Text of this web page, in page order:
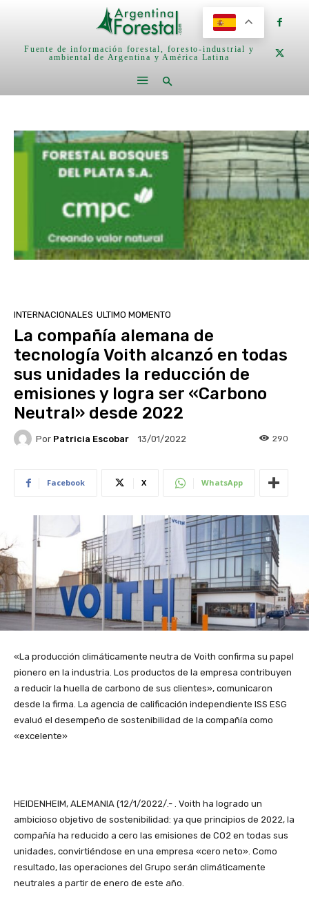
Fuente de información forestal, foresto-industrial y
ambiental de Argentina y América Latina
INTERNACIONALES ULTIMO MOMENTO
La compañía alemana de
tecnología Voith alcanzó en todas
sus unidades la reducción de
emisiones y logra ser «Carbono
Neutral» desde 2022
Por Patricia Escobar 13/01/2022 290
Facebook X WhatsApp
«La producción climáticamente neutra de Voith confirma su papel
pionero en la industria. Los productos de la empresa contribuyen
a reducir la huella de carbono de sus clientes», comunicaron
desde la firma. La agencia de calificación independiente ISS ESG
evaluó el desempeño de sostenibilidad de la compañía como
«excelente»
HEIDENHEIM, ALEMANIA (12/1/2022/.- . Voith ha logrado un
ambicioso objetivo de sostenibilidad: ya que principios de 2022, la
compañía ha reducido a cero las emisiones de CO2 en todas sus
unidades, convirtiéndose en una empresa «cero neto». Como
resultado, las operaciones del Grupo serán climáticamente
neutrales a partir de enero de este año.